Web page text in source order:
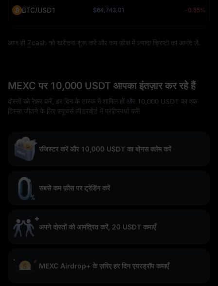
BTC/USD1 $64,743.01 -0.55%
आज ही Zcash को खरीदना शुरू करें और कम फ़ीस में ज़्यादा क्रिप्टो का आनंद लें.
MEXC पर 10,000 USDT आपका इंतज़ार कर रहे हैं
दोस्तों को रेफ़र करें, हर दिन के टास्क में शामिल हों और 10,000 USDT का एक
हिस्सा जीतने के लिए फ़्यूचर्स लीडरबोर्ड में प्रतिस्पर्धा करें!
रजिस्टर करें और 10,000 USDT का बोनस क्लेम करें
सबसे कम फ़ीस पर ट्रेडिंग करें
अपने दोस्तों को आमंत्रित करें, 20 USDT कमाएँ
MEXC Airdrop+ के ज़रिए हर दिन एयरड्रॉप कमाएँ